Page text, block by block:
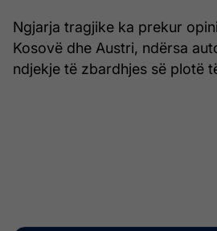
Ngjarja tragjike ka prekur
Kosovë dhe Austri, ndërsa
ndjekje të zbardhjes së plotë